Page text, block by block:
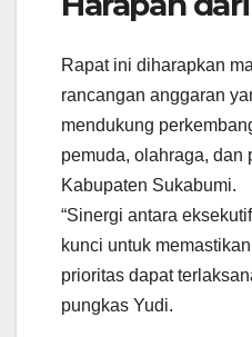
Rapat ini diharapkan
rancangan anggaran
mendukung
pemuda, olahraga, dan
Kabupaten Sukabumi.
“Sinergi antara
kunci untuk
prioritas dapat
pungkas Yudi.